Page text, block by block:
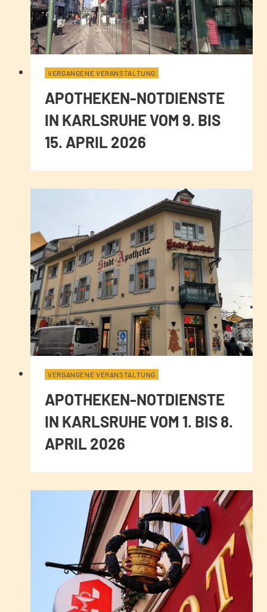
VERGANGENE VERANSTALTUNG
APOTHEKEN-NOTDIENSTE
IN KARLSRUHE VOM 9. BIS
15. APRIL 2026
VERGANGENE VERANSTALTUNG
APOTHEKEN-NOTDIENSTE
IN KARLSRUHE VOM 1. BIS 8.
APRIL 2026